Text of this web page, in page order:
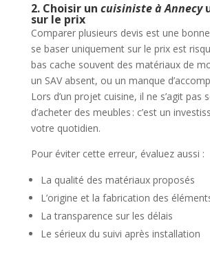
2. Choisir un cuisiniste à Annecy
sur le prix
Comparer plusieurs devis est une
se baser uniquement sur le prix est
bas cache souvent des matériaux de
un SAV absent, ou un manque
Lors d’un projet cuisine, il ne s’agit pas
d’acheter des meubles : c’est un
votre quotidien.
Pour éviter cette erreur, évaluez aussi :
La qualité des matériaux proposés
L’origine et la fabrication des
La transparence sur les délais
Le sérieux du suivi après installation